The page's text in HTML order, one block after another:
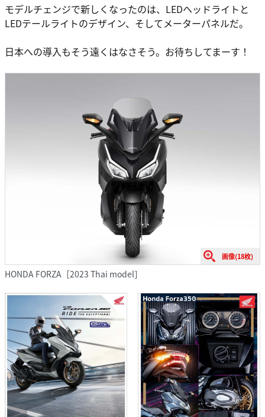
モデルチェンジで新しくなったのは、LEDヘッドライトと
LEDテールライトのデザイン、そしてメーターパネルだ。
日本への導入もそう遠くはなさそう。お待ちしてまーす！
画像(18枚)
HONDA FORZA［2023 Thai model］